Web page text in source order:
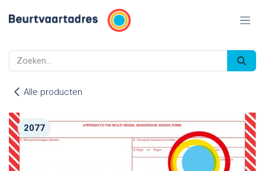
Alle producten
2077